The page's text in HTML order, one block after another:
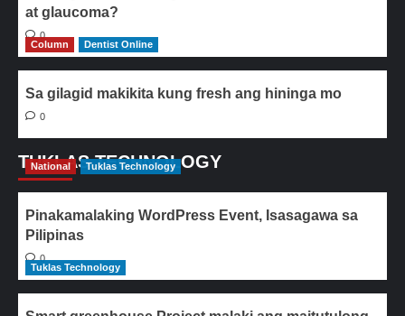
at glaucoma?
0
Column
Dentist Online
Sa gilagid makikita kung fresh ang hininga mo
0
TUKLAS TECHNOLOGY
National Tuklas Technology
Pinakamalaking WordPress Event, Isasagawa sa
Pilipinas
0
Tuklas Technology